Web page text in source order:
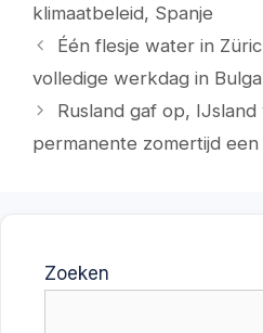
klimaatbeleid, Spanje
Één flesje water in
volledige werkdag in
Rusland gaf op,
permanente zomertijd
Zoeken